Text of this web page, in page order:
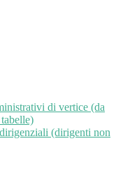
di vertice (da
(dirigenti non